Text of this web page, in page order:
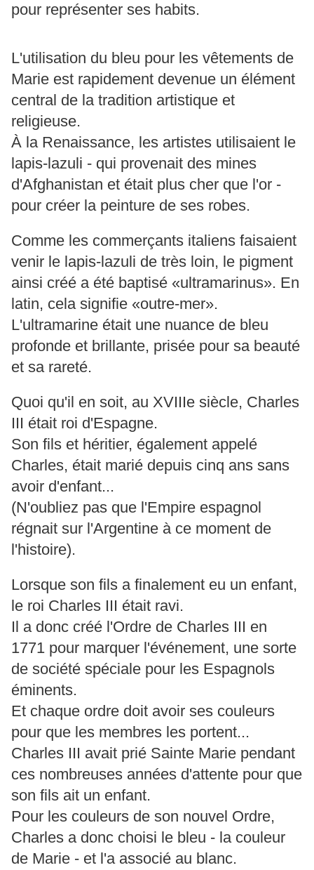
pour représenter ses habits.
L'utilisation du bleu pour les vêtements de
Marie est rapidement devenue un élément
central de la tradition artistique et
religieuse.
À la Renaissance, les artistes utilisaient le
lapis-lazuli - qui provenait des mines
d'Afghanistan et était plus cher que l'or -
pour créer la peinture de ses robes.
Comme les commerçants italiens faisaient
venir le lapis-lazuli de très loin, le pigment
ainsi créé a été baptisé «ultramarinus». En
latin, cela signifie «outre-mer».
L'ultramarine était une nuance de bleu
profonde et brillante, prisée pour sa beauté
et sa rareté.
Quoi qu'il en soit, au XVIIIe siècle, Charles
III était roi d'Espagne.
Son fils et héritier, également appelé
Charles, était marié depuis cinq ans sans
avoir d'enfant...
(N'oubliez pas que l'Empire espagnol
régnait sur l'Argentine à ce moment de
l'histoire).
Lorsque son fils a finalement eu un enfant,
le roi Charles III était ravi.
Il a donc créé l'Ordre de Charles III en
1771 pour marquer l'événement, une sorte
de société spéciale pour les Espagnols
éminents.
Et chaque ordre doit avoir ses couleurs
pour que les membres les portent...
Charles III avait prié Sainte Marie pendant
ces nombreuses années d'attente pour que
son fils ait un enfant.
Pour les couleurs de son nouvel Ordre,
Charles a donc choisi le bleu - la couleur
de Marie - et l'a associé au blanc.